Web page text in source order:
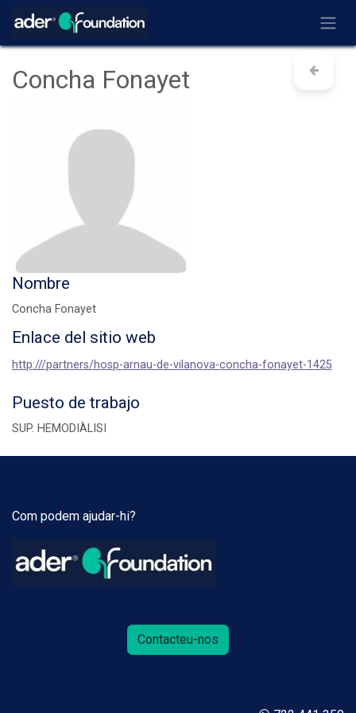
Ir al contenido
Concha Fonayet
Nombre
Concha Fonayet
Enlace del sitio web
http:///partners/hosp-arnau-de-vilanova-concha-fonayet-1425
Puesto de trabajo
SUP. HEMODIÀLISI
Com podem ajudar-hi?
Contacteu-nos